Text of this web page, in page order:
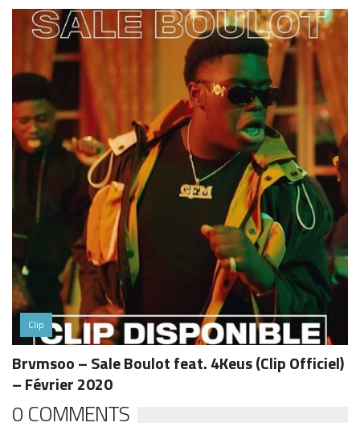
Clip
Brvmsoo – Sale Boulot feat. 4Keus (Clip Officiel)
– Février 2020
0 COMMENTS